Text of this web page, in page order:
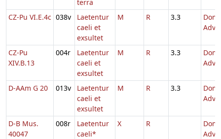
terra
CZ-Pu VI.E.4c 038v
Laetentur
caeli et
exsultet
M R 3.3
CZ-Pu
XIV.B.13
004r
Laetentur
caeli et
exsultet
M R 3.3
D-AAm G 20 013v
Laetentur
caeli et
exsultet
M R 3.3
D-B Mus.
40047
008r
Laetentur
caeli*
X R